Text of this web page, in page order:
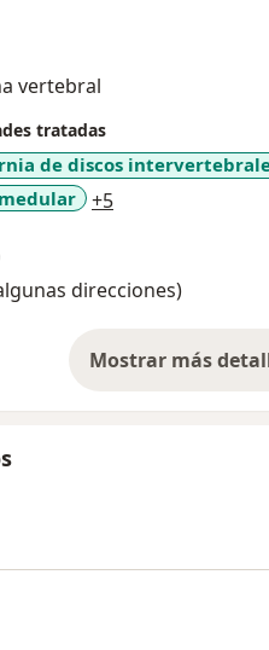
entre otras
vertebral
tratadas
de discos
+5
direcciones)
Mostrar mássobre la